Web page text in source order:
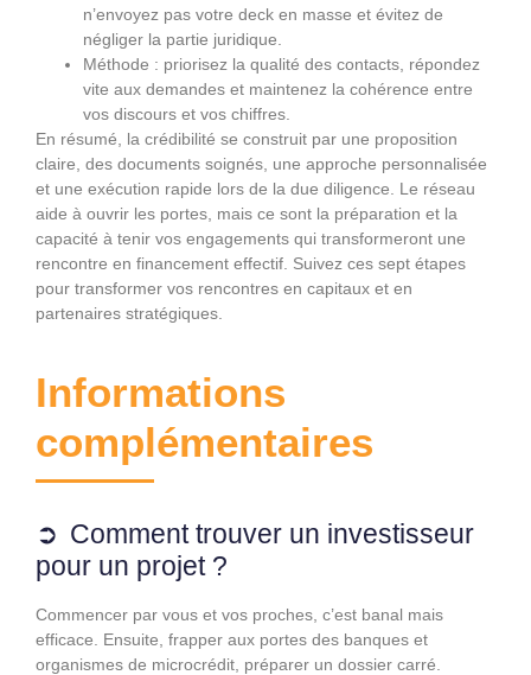
n’envoyez pas votre deck en masse et évitez de
négliger la partie juridique.
Méthode : priorisez la qualité des contacts, répondez
vite aux demandes et maintenez la cohérence entre
vos discours et vos chiffres.
En résumé, la crédibilité se construit par une proposition
claire, des documents soignés, une approche personnalisée
et une exécution rapide lors de la due diligence. Le réseau
aide à ouvrir les portes, mais ce sont la préparation et la
capacité à tenir vos engagements qui transformeront une
rencontre en financement effectif. Suivez ces sept étapes
pour transformer vos rencontres en capitaux et en
partenaires stratégiques.
Informations
complémentaires
Comment trouver un investisseur
pour un projet ?
Commencer par vous et vos proches, c’est banal mais
efficace. Ensuite, frapper aux portes des banques et
organismes de microcrédit, préparer un dossier carré.